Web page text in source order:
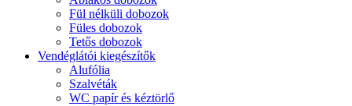
Fül nélküli dobozok
Füles dobozok
Tetős dobozok
Vendéglátói kiegészítők
Alufólia
Szalvéták
WC papír és kéztörlő